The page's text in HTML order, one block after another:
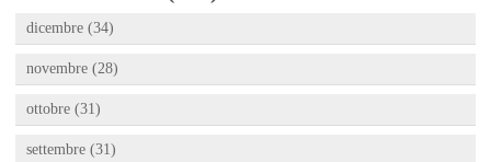
dicembre (34)
novembre (28)
ottobre (31)
settembre (31)